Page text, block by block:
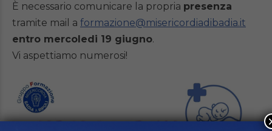
È necessario comunicare la propria presenza
tramite mail a formazione@misericordiadibadia.it
entro mercoledi 19 giugno.
Vi aspettiamo numerosi!